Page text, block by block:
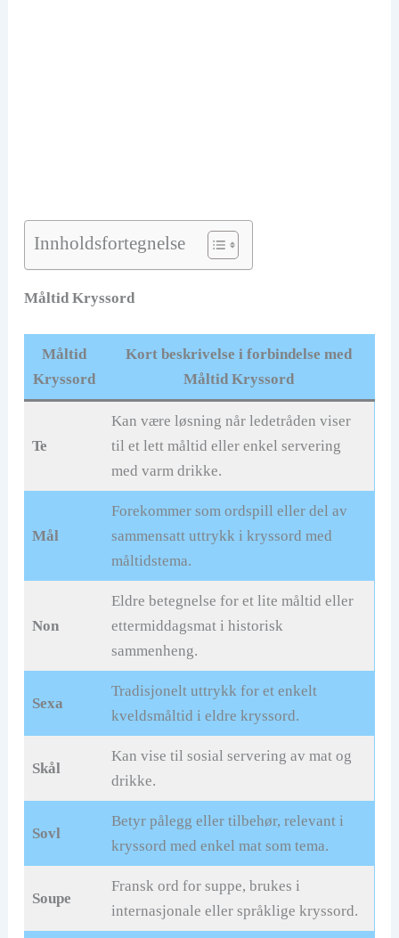
Innholdsfortegnelse
Måltid Kryssord
Måltid
Kryssord
Kort beskrivelse i forbindelse med
Måltid Kryssord
Te
Kan være løsning når ledetråden viser
til et lett måltid eller enkel servering
med varm drikke.
Mål
Forekommer som ordspill eller del av
sammensatt uttrykk i kryssord med
måltidstema.
Non
Eldre betegnelse for et lite måltid eller
ettermiddagsmat i historisk
sammenheng.
Sexa
Tradisjonelt uttrykk for et enkelt
kveldsmåltid i eldre kryssord.
Skål
Kan vise til sosial servering av mat og
drikke.
Sovl
Betyr pålegg eller tilbehør, relevant i
kryssord med enkel mat som tema.
Soupe
Fransk ord for suppe, brukes i
internasjonale eller språklige kryssord.